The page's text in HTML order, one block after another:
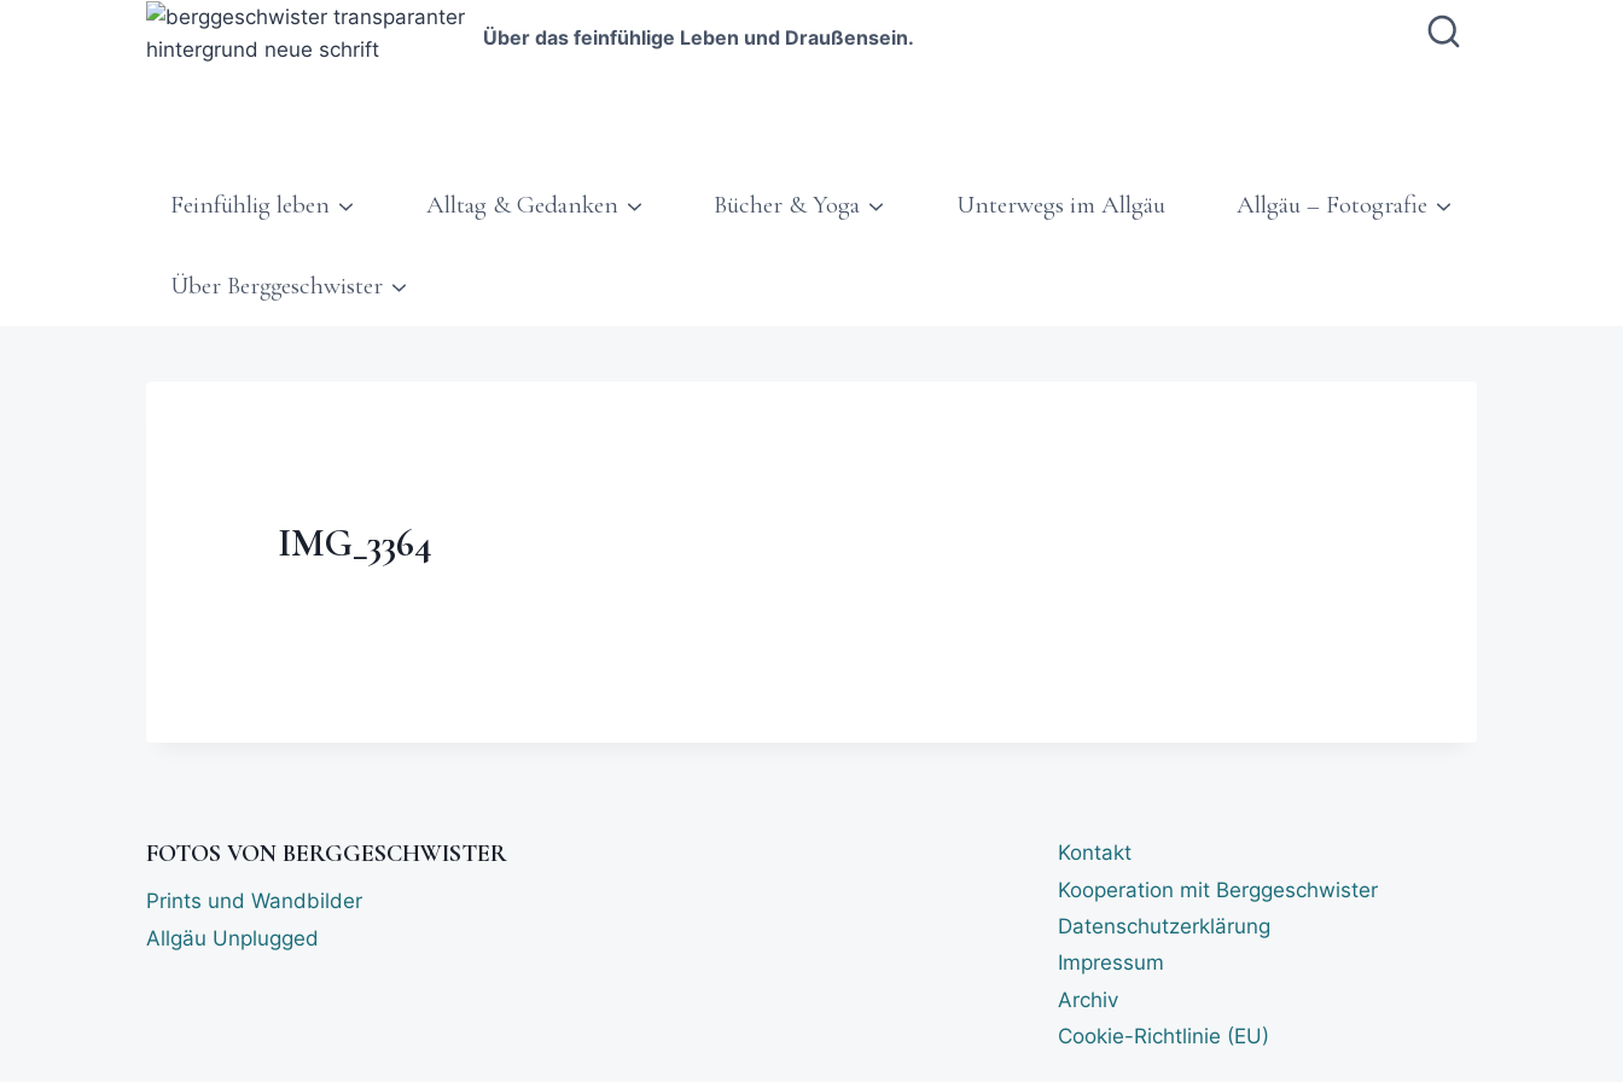
Über das feinfühlige Leben und Draußensein.
Feinfühlig leben Alltag & Gedanken Bücher & Yoga Unterwegs im Allgäu Allgäu – Fotografie
Über Berggeschwister
IMG_3364
FOTOS VON BERGGESCHWISTER
Prints und Wandbilder
Allgäu Unplugged
Kontakt
Kooperation mit Berggeschwister
Datenschutzerklärung
Impressum
Archiv
Cookie-Richtlinie (EU)